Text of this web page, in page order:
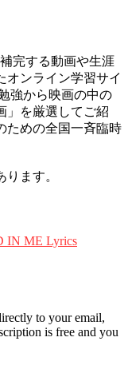
完する動画や生涯
オンライン学習サイ
強から映画の中の
」を厳選してご紹
ための全国一斉臨時
ます。
IN ME Lyrics
to your email,
is free and you